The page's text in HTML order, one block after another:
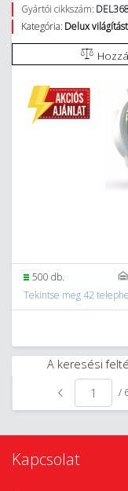
Gyártói cikkszám:
Kategória: Delux
500 db.
Tekintse meg 42
A keresési
/
Kapcsolat